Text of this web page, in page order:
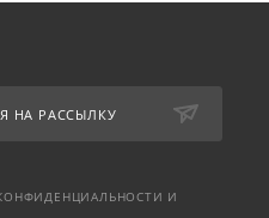
НА РАССЫЛКУ
И